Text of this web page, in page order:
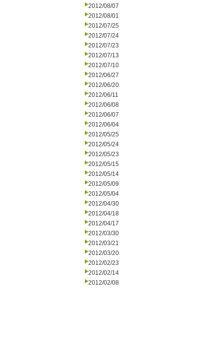
2012/08/07
2012/08/01
2012/07/25
2012/07/24
2012/07/23
2012/07/13
2012/07/10
2012/06/27
2012/06/20
2012/06/11
2012/06/08
2012/06/07
2012/06/04
2012/05/25
2012/05/24
2012/05/23
2012/05/15
2012/05/14
2012/05/09
2012/05/04
2012/04/30
2012/04/18
2012/04/17
2012/03/30
2012/03/21
2012/03/20
2012/02/23
2012/02/14
2012/02/08